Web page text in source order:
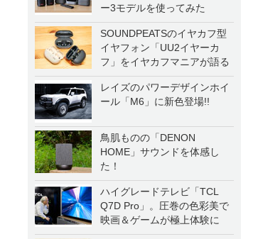
ー3モデルを使ってみた
SOUNDPEATSのイヤカフ型
イヤフォン「UU2イヤーカ
フ」をイヤカフマニアが語る
レイズのパワーデザインホイ
ール「M6」に新色登場!!
鳥肌ものの「DENON
HOME」サウンドを体感し
た！
ハイグレードテレビ「TCL
Q7D Pro」。圧巻の色彩美で
映画＆ゲームが極上体験に